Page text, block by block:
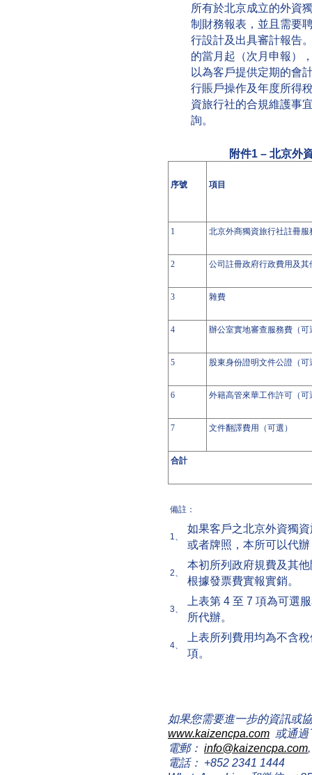
所有於北京成立的外資
制財務報表，並且需要
行設計及出具審計報告
的當月起（次月申報）
以為客戶提供定期的會
行賬戶操作及年度所得
資旅行社的合規維護事
詢。
附件1 – 北京外
序號 項目
1 北京外商獨資旅行社註冊服
2 公司註冊政府行政費用及
3 雜費
4 辦公室實地審查服務費（可
5 股東身份證明文件公證（可
6 外籍高管來華工作許可（可
7 文件翻譯費用（可選）
合計
備註：
1、
如果客戶之北京外資獨
或者牌照，本所可以代
2、
本初所列政府規費及其
根據發票費實報實銷。
3、
上表第 4 至 7 項為可選
所代辦。
4、
上表所列費用均為不含
項。
如果您需要進一步的資訊或
www.kaizencpa.com 或通過
電郵： info@kaizencpa.com
電話： +852 2341 1444